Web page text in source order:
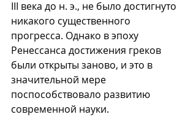
III века до н. э., не было достигнуто
никакого существенного
прогресса. Однако в эпоху
Ренессанса достижения греков
были открыты заново, и это в
значительной мере
поспособствовало развитию
современной науки.